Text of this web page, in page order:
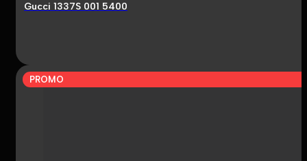
Gucci 1337S 001 5400
PROMO